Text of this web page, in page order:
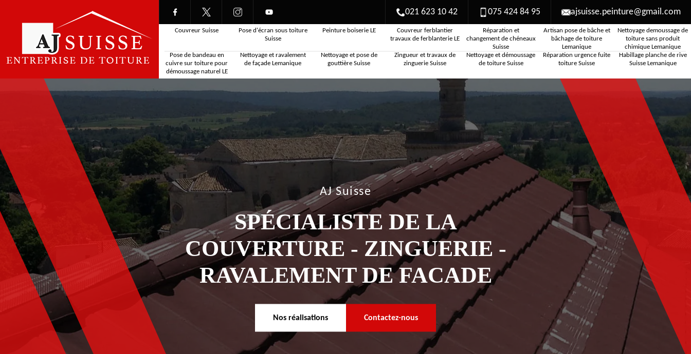
021 623 10 42 075 424 84 95 ajsuisse.peinture@gmail.com
Couvreur Suisse
Pose d'écran sous toiture
Suisse
Peinture boiserie LE
Couvreur ferblantier
travaux de ferblanterie LE
Réparation et
changement de chéneaux
Suisse
Artisan pose de bâche et
bâchage de toiture
Lemanique
Nettoyage demoussage de
toiture sans produit
chimique Lemanique
Pose de bandeau en
cuivre sur toiture pour
démoussage naturel LE
Nettoyage et ravalement
de façade Lemanique
Nettoyage et pose de
gouttière Suisse
Zingueur et travaux de
zinguerie Suisse
Nettoyage et démoussage
de toiture Suisse
Réparation urgence fuite
toiture Suisse
Habillage planche de rive
Suisse Lemanique
AJ Suisse
SPÉCIALISTE DE LA
COUVERTURE - ZINGUERIE -
RAVALEMENT DE FACADE
Nos réalisations Contactez-nous